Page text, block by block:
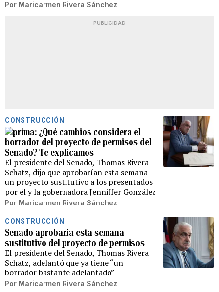
Por Maricarmen Rivera Sánchez
PUBLICIDAD
CONSTRUCCIÓN
¿Qué cambios considera el
borrador del proyecto de permisos del
Senado? Te explicamos
El presidente del Senado, Thomas Rivera
Schatz, dijo que aprobarían esta semana
un proyecto sustitutivo a los presentados
por él y la gobernadora Jenniffer González
Por Maricarmen Rivera Sánchez
CONSTRUCCIÓN
Senado aprobaría esta semana
sustitutivo del proyecto de permisos
El presidente del Senado, Thomas Rivera
Schatz, adelantó que ya tiene “un
borrador bastante adelantado”
Por Maricarmen Rivera Sánchez